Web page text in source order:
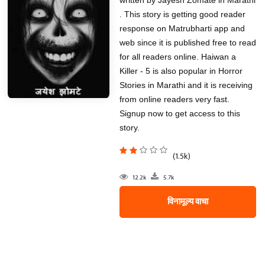
. This story is getting good reader
response on Matrubharti app and
web since it is published free to read
for all readers online. Haiwan a
Killer - 5 is also popular in Horror
Stories in Marathi and it is receiving
from online readers very fast.
Signup now to get access to this
story.
(1.5k)
12.2k 5.7k
विनामूल्य वाचा